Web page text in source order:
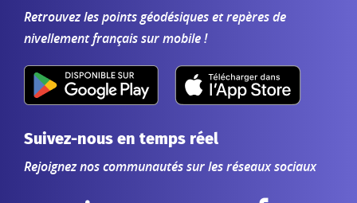
Retrouvez les points géodésiques et repères de
nivellement français sur mobile !
Suivez-nous en temps réel
Rejoignez nos communautés sur les réseaux sociaux